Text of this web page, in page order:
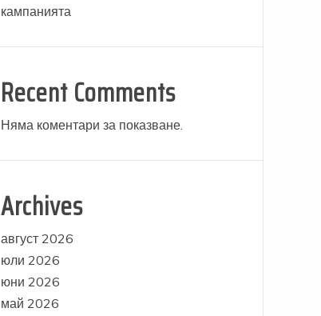
кампанията
Recent Comments
Няма коментари за показване.
Archives
август 2026
юли 2026
юни 2026
май 2026